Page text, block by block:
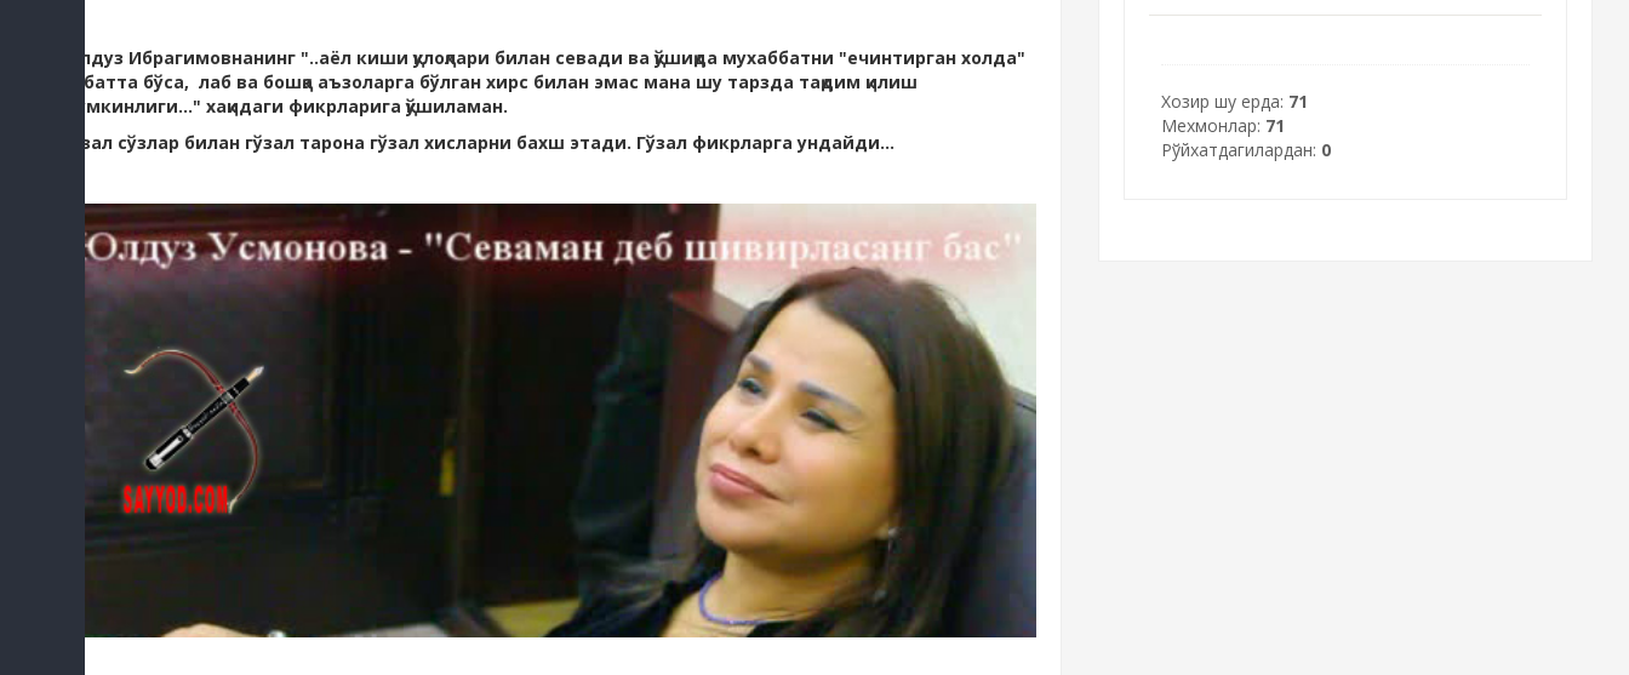
Юлдуз Ибрагимовнанинг "..аёл киши қулоқлари билан севади ва қўшиқда мухаббатни "ечинтирган холда"
албатта бўса, лаб ва бошқа аъзоларга бўлган хирс билан эмас мана шу тарзда тақдим қилиш
мумкинлиги..." хақидаги фикрларига қўшиламан.
Гўзал сўзлар билан гўзал тарона гўзал хисларни бахш этади. Гўзал фикрларга ундайди...
Хозир шу ерда: 71
Мехмонлар: 71
Рўйхатдагилардан: 0